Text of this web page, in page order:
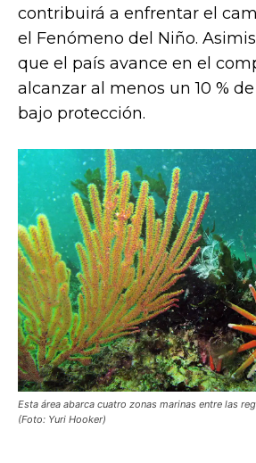
contribuirá a enfrentar el
el Fenómeno del Niño.
que el país avance en el
alcanzar al menos un 10 %
bajo protección.
Esta área abarca cuatro zonas marinas entre las
(Foto: Yuri Hooker)